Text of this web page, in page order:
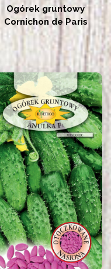
Ogórek gruntowy
Cornichon de Paris